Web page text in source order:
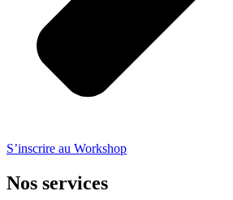
S’inscrire au Workshop
Nos services